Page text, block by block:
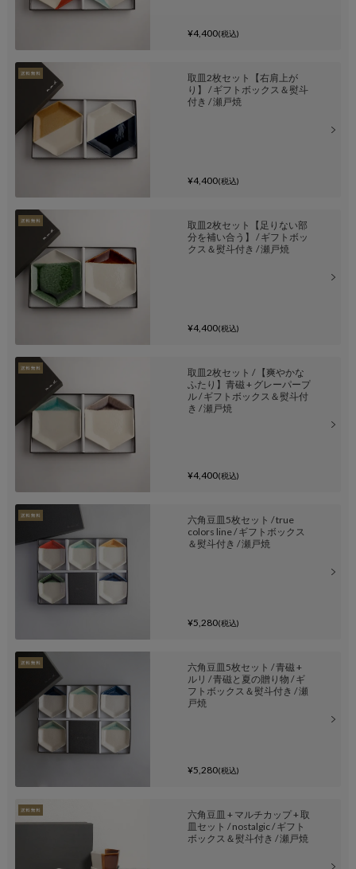
¥4,400(税込)
取皿2枚セット【右肩上が
り】 / ギフトボックス＆熨斗
付き / 瀬戸焼
¥4,400(税込)
取皿2枚セット【足りない部
分を補い合う】 / ギフトボッ
クス＆熨斗付き / 瀬戸焼
¥4,400(税込)
取皿2枚セット / 【爽やかな
ふたり】青磁 + グレーパープ
ル / ギフトボックス＆熨斗付
き / 瀬戸焼
¥4,400(税込)
六角豆皿5枚セット / true
colors line / ギフトボックス
＆熨斗付き / 瀬戸焼
¥5,280(税込)
六角豆皿5枚セット / 青磁 +
ルリ / 青磁と夏の贈り物 / ギ
フトボックス＆熨斗付き / 瀬
戸焼
¥5,280(税込)
六角豆皿 + マルチカップ + 取
皿セット / nostalgic / ギフト
ボックス＆熨斗付き / 瀬戸焼